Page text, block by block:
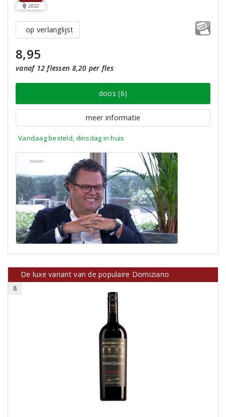
2022
op verlanglijst
8,95
vanaf 12 flessen 8,20 per fles
doos (6)
meer informatie
Vandaag besteld, dinsdag in huis
De luxe variant van de populaire Domiziano
8